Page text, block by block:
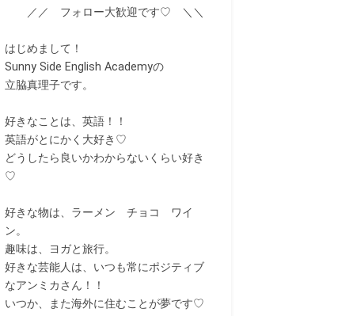
／／ フォロー大歓迎です♡ ＼＼
はじめまして！
Sunny Side English Academyの
立脇真理子です。
好きなことは、英語！！
英語がとにかく大好き♡
どうしたら良いかわからないくらい好き
♡
好きな物は、ラーメン チョコ ワイ
ン。
趣味は、ヨガと旅行。
好きな芸能人は、いつも常にポジティブ
なアンミカさん！！
いつか、また海外に住むことが夢です♡